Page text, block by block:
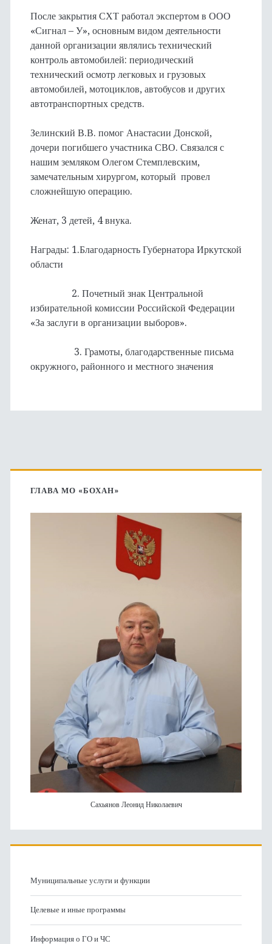
После закрытия СХТ работал экспертом в ООО
«Сигнал – У», основным видом деятельности
данной организации являлись технический
контроль автомобилей: периодический
технический осмотр легковых и грузовых
автомобилей, мотоциклов, автобусов и других
автотранспортных средств.
Зелинский В.В. помог Анастасии Донской,
дочери погибшего участника СВО. Связался с
нашим земляком Олегом Стемплевским,
замечательным хирургом, который провел
сложнейшую операцию.
Женат, 3 детей, 4 внука.
Награды: 1.Благодарность Губернатора Иркутской
области
2. Почетный знак Центральной
избирательной комиссии Российской Федерации
«За заслуги в организации выборов».
3. Грамоты, благодарственные письма
окружного, районного и местного значения
Основная
боковая
ГЛАВА МО «БОХАН»
Сахьянов Леонид Николаевич
Муниципальные услуги и функции
Целевые и иные программы
Информация о ГО и ЧС